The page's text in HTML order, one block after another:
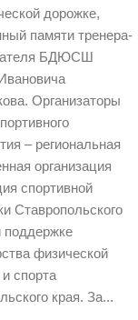
дорожке,
памяти тренера-
БДЮСШ
Организаторы
– региональная
организация
спортивной
Ставропольского
поддержке
физической
спорта
края. За...